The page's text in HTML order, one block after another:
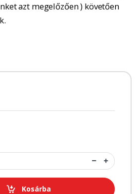
azt megelőzően ) követően
Kosárba